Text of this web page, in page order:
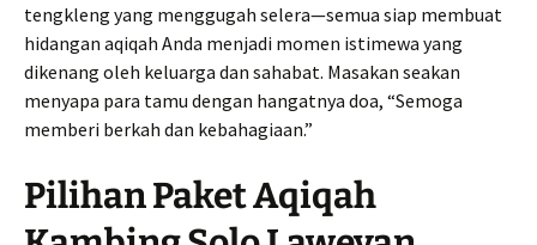
tengkleng yang menggugah selera—semua siap membuat
hidangan aqiqah Anda menjadi momen istimewa yang
dikenang oleh keluarga dan sahabat. Masakan seakan
menyapa para tamu dengan hangatnya doa, “Semoga
memberi berkah dan kebahagiaan.”
Pilihan Paket Aqiqah